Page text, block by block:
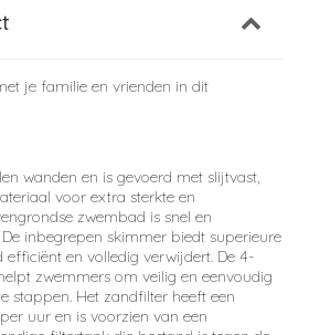
je familie en vrienden in dit
wanden en is gevoerd met slijtvast,
voor extra sterkte en
zwembad is snel en
inbegrepen skimmer biedt superieure
en volledig verwijdert. De 4-
zwemmers om veilig en eenvoudig
stappen. Het zandfilter heeft een
uur en is voorzien van een